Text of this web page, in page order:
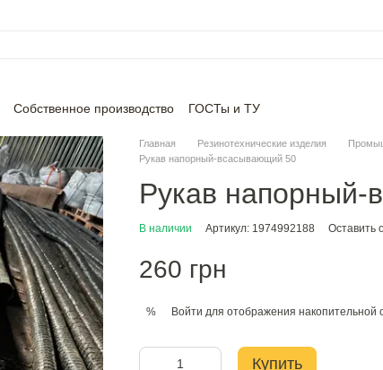
Собственное производство ГОСТы и ТУ
Главная Резинотехнические изделия
Рукав напорный-всасывающий 50
Рукав
В наличии Артикул: 1974992188 Оставить
260 грн
% Войти для отображения накопительной
Купить